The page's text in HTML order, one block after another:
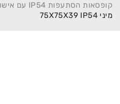
קופסאות הסתעפות IP54 עם אישור מת"י
מיני 75X75X39 IP54